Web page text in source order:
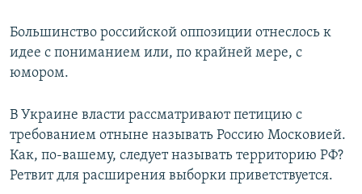
Большинство российской оппозиции отнеслось к
идее с пониманием или, по крайней мере, с
юмором.
В Украине власти рассматривают петицию с
требованием отныне называть Россию Московией.
Как, по-вашему, следует называть территорию РФ?
Ретвит для расширения выборки приветствуется.